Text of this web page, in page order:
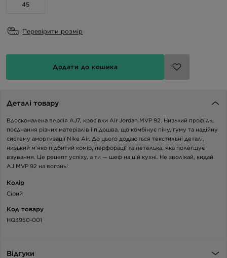
45
Перевірити розмір
Додати до кошика
Деталі товару
Вдосконалена версія AJ7, кросівки Air Jordan MVP 92. Низький профіль,
поєднання різних матеріалів і підошва, що комбінує піну, гуму та надійну
систему амортизації Nike Air. До цього додаються текстильні деталі,
низький м’яко підбитий комір, перфорації та петелька, яка полегшує
взування. Це рецепт успіху, а ти — шеф на цій кухні. Не зволікай, кидай
AJ MVP 92 на вогонь!
Колір
Сірий
Код товару
HQ3950-001
Відгуки